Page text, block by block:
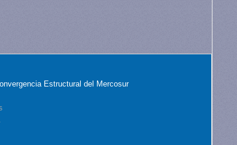
Estructural del Mercosur